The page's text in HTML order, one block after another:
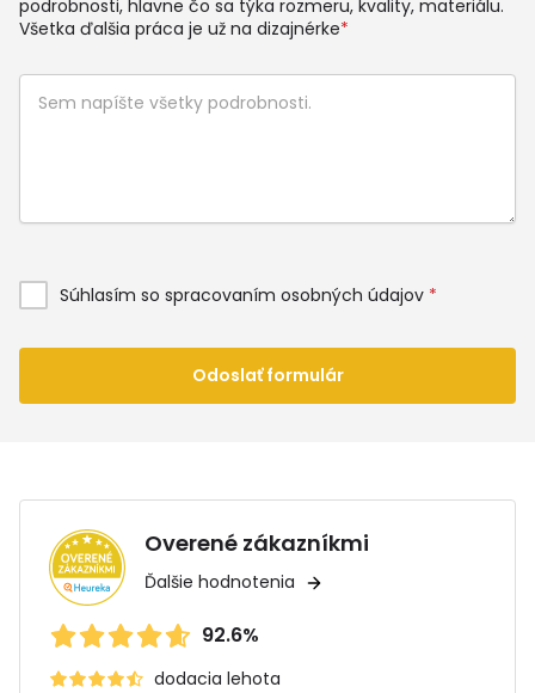
podrobnosti, hlavne čo sa týka rozmeru, kvality, materiálu.
Všetka ďalšia práca je už na dizajnérke*
Súhlasím so spracovaním osobných údajov *
Odoslať formulár
Overené zákazníkmi
Ďalšie hodnotenia
92.6%
dodacia lehota